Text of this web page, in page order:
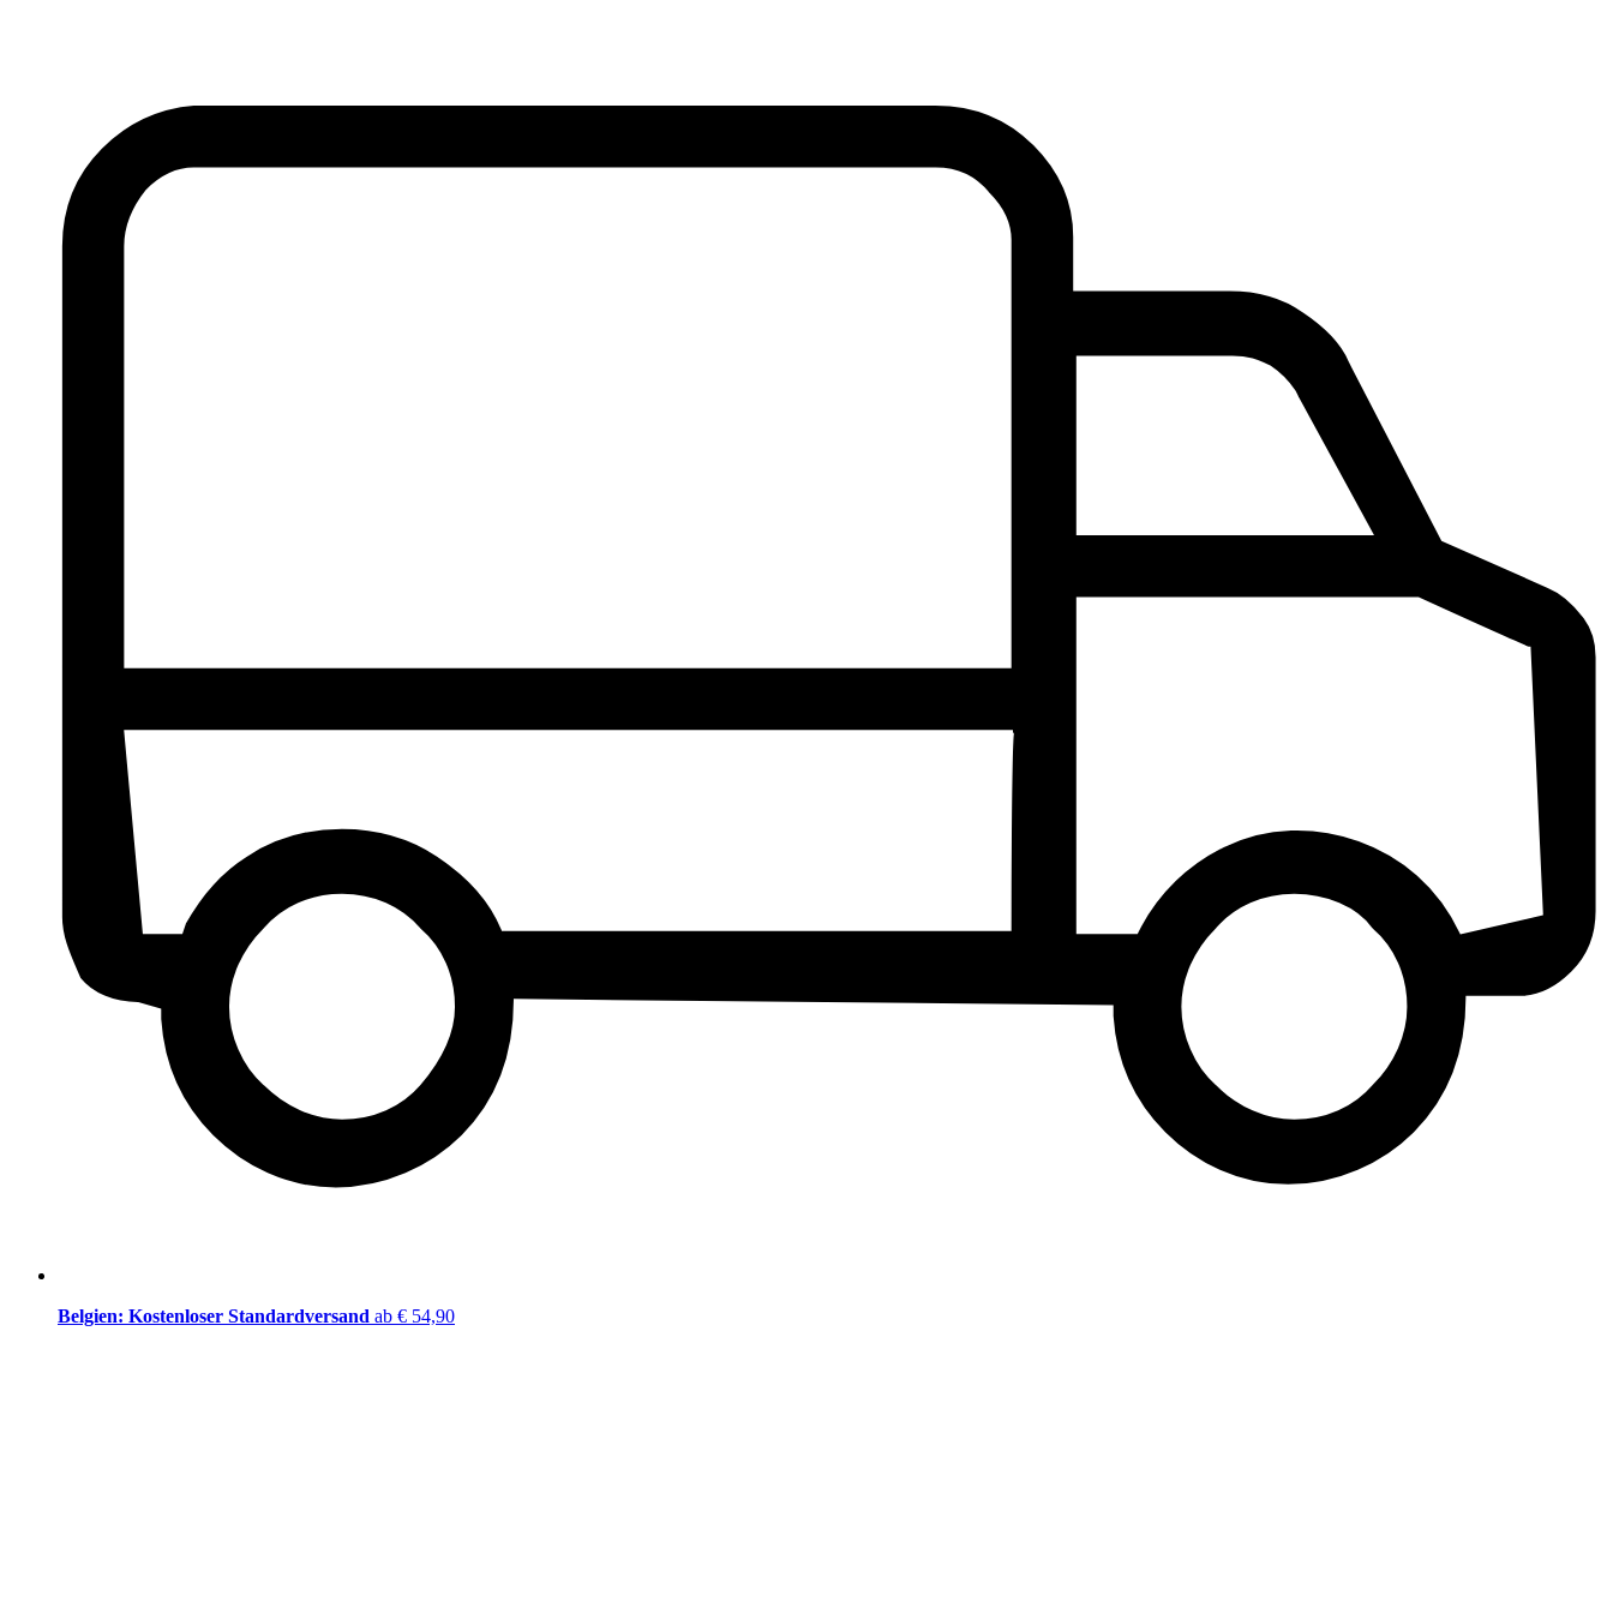
Belgien: Kostenloser Standardversand ab € 54,90